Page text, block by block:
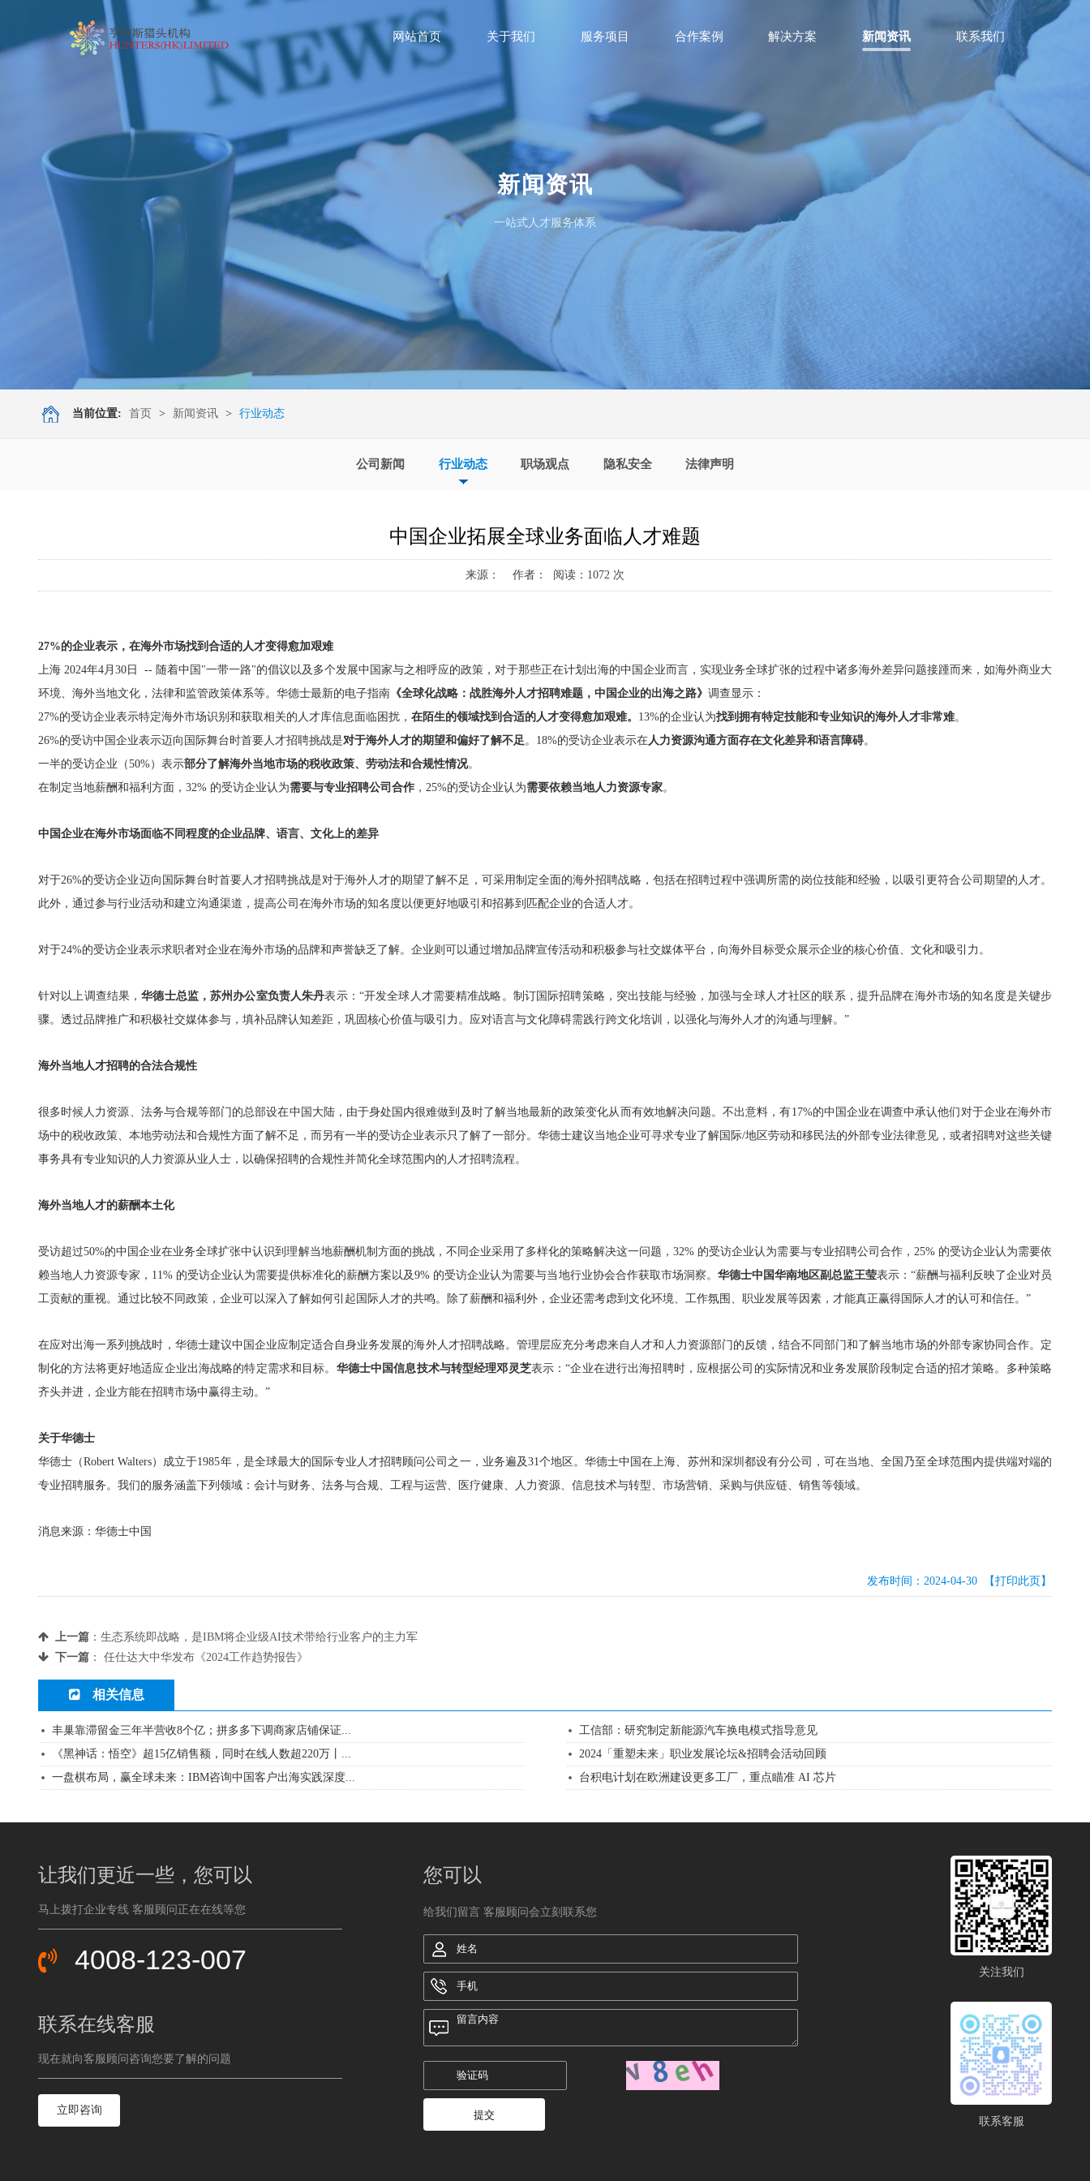
新闻资讯
一站式人才服务体系
网站首页 关于我们 服务项目 合作案例 解决方案 新闻资讯 联系我们
当前位置: 首页 > 新闻资讯 > 行业动态
公司新闻 行业动态 职场观点 隐私安全 法律声明
中国企业拓展全球业务面临人才难题
来源： 作者： 阅读：1072 次
27%的企业表示，在海外市场找到合适的人才变得愈加艰难
上海 2024年4月30日
-- 随着中国"一带一路"的倡议以及多个发展中国家与之相呼应的政策，对于那些正在计划出海的中国企业而言，实现业务全球扩张的过程中诸多海外差异问题接踵而来，如海外商业大
环境、海外当地文化，法律和监管政策体系等。华德士最新的电子指南 《全球化战略：战胜海外人才招聘难题，中国企业的出海之路》 调查显示：
27%的受访企业表示特定海外市场识别和获取相关的人才库信息面临困扰， 在陌生的领域找到合适的人才变得愈加艰难。 13%的企业认为找到拥有特定技能和专业知识的海外人才非常难。
26%的受访中国企业表示迈向国际舞台时首要人才招聘挑战是对于海外人才的期望和偏好了解不足 。18%的受访企业表示在 人力资源沟通方面存在文化差异和语言障碍。
一半的受访企业（50%）表示部分了解海外当地市场的税收政策、劳动法和合规性情况。
在制定当地薪酬和福利方面，32% 的受访企业认为需要与专业招聘公司合作 ，25%的受访企业认为需要依赖当地人力资源专家。
中国企业在海外市场面临不同程度的企业品牌、语言、文化上的差异
对于26%的受访企业迈向国际舞台时首要人才招聘挑战是对于海外人才的期望了解不足，可采用制定全面的海外招聘战略，包括在招聘过程中强调所需的岗位技能和经验，以吸引更符合公司期望的人才。
此外，通过参与行业活动和建立沟通渠道，提高公司在海外市场的知名度以便更好地吸引和招募到匹配企业的合适人才。
对于24%的受访企业表示求职者对企业在海外市场的品牌和声誉缺乏了解。企业则可以通过增加品牌宣传活动和积极参与社交媒体平台，向海外目标受众展示企业的核心价值、文化和吸引力。
针对以上调查结果，华德士总监，苏州办公室负责人朱丹表示： “开发全球人才需要精准战略。制订国际招聘策略，突出技能与经验，加强与全球人才社区的联系，提升品牌在海外市场的知名度是关键步
骤。透过品牌推广和积极社交媒体参与，填补品牌认知差距，巩固核心价值与吸引力。应对语言与文化障碍需践行跨文化培训，以强化与海外人才的沟通与理解。 ”
海外当地人才招聘的合法合规性
很多时候人力资源、法务与合规等部门的总部设在中国大陆，由于身处国内很难做到及时了解当地最新的政策变化从而有效地解决问题。不出意料，有17%的中国企业在调查中承认他们对于企业在海外市
场中的税收政策、本地劳动法和合规性方面了解不足，而另有一半的受访企业表示只了解了一部分。华德士建议当地企业可寻求专业了解国际/地区劳动和移民法的外部专业法律意见，或者招聘对这些关键
事务具有专业知识的人力资源从业人士，以确保招聘的合规性并简化全球范围内的人才招聘流程。
海外当地人才的薪酬本土化
受访超过50%的中国企业在业务全球扩张中认识到理解当地薪酬机制方面的挑战，不同企业采用了多样化的策略解决这一问题，32% 的受访企业认为需要与专业招聘公司合作，25% 的受访企业认为需要依
赖当地人力资源专家，11% 的受访企业认为需要提供标准化的薪酬方案以及9% 的受访企业认为需要与当地行业协会合作获取市场洞察。 华德士中国华南地区副总监王莹表示： “薪酬与福利反映了企业对员
工贡献的重视。通过比较不同政策，企业可以深入了解如何引起国际人才的共鸣。除了薪酬和福利外，企业还需考虑到文化环境、工作氛围、职业发展等因素，才能真正赢得国际人才的认可和信任。 ”
在应对出海一系列挑战时，华德士建议中国企业应制定适合自身业务发展的海外人才招聘战略。管理层应充分考虑来自人才和人力资源部门的反馈，结合不同部门和了解当地市场的外部专家协同合作。定
制化的方法将更好地适应企业出海战略的特定需求和目标。 华德士中国信息技术与转型经理邓灵芝表示：“企业在进行出海招聘时，应根据公司的实际情况和业务发展阶段制定合适的招才策略。多种策略
齐头并进，企业方能在招聘市场中赢得主动。 ”
关于华德士
华德士（Robert Walters）成立于1985年，是全球最大的国际专业人才招聘顾问公司之一，业务遍及31个地区。华德士中国在上海、苏州和深圳都设有分公司，可在当地、全国乃至全球范围内提供端对端的
专业招聘服务。我们的服务涵盖下列领域：会计与财务、法务与合规、工程与运营、医疗健康、人力资源、信息技术与转型、市场营销、采购与供应链、销售等领域。
消息来源：华德士中国
发布时间：2024-04-30 【打印此页】
上一篇 ： 生态系统即战略，是IBM将企业级AI技术带给行业客户的主力军
下一篇 ： 任仕达大中华发布《2024工作趋势报告》
相关信息
丰巢靠滞留金三年半营收8个亿；拼多多下调商家店铺保证...
工信部：研究制定新能源汽车换电模式指导意见
《黑神话：悟空》超15亿销售额，同时在线人数超220万丨...
2024「重塑未来」职业发展论坛&招聘会活动回顾
一盘棋布局，赢全球未来：IBM咨询中国客户出海实践深度...
台积电计划在欧洲建设更多工厂，重点瞄准 AI 芯片
让我们更近一些，您可以
马上拨打企业专线 客服顾问正在在线等您
4008-123-007
联系在线客服
现在就向客服顾问咨询您要了解的问题
立即咨询
您可以
给我们留言 客服顾问会立刻联系您
关注我们
联系客服